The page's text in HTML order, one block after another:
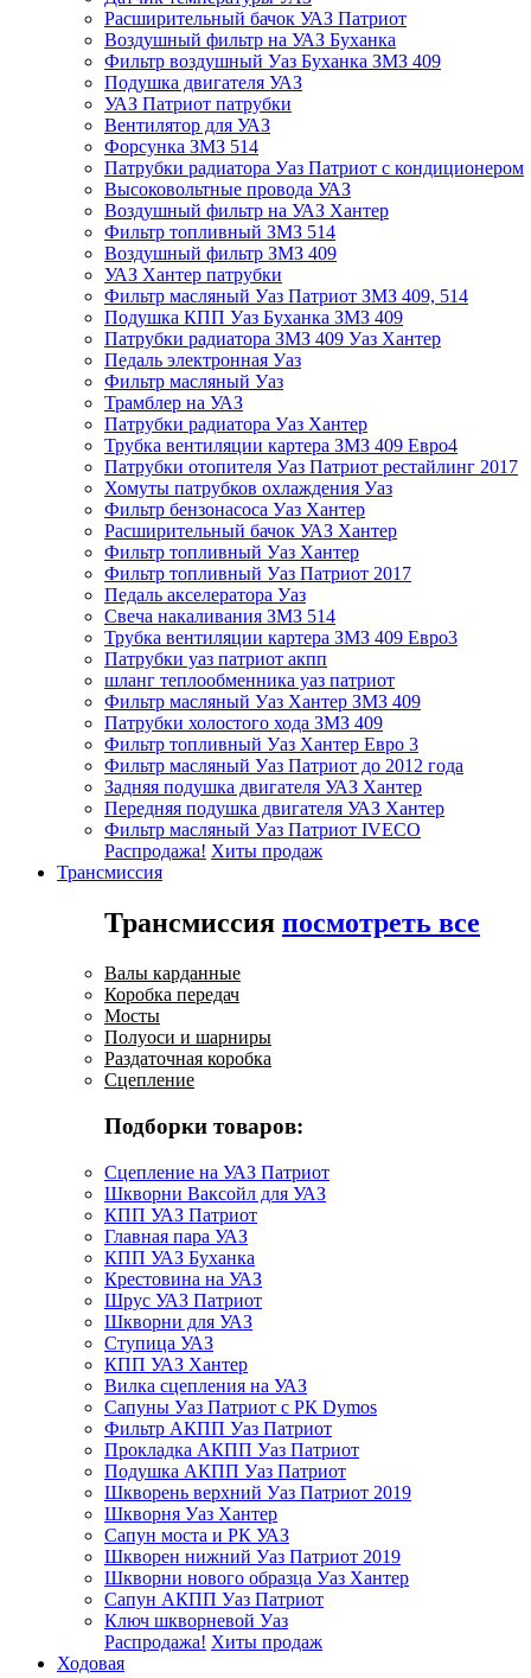
Расширительный бачок УАЗ Патриот
Воздушный фильтр на УАЗ Буханка
Фильтр воздушный Уаз Буханка ЗМЗ 409
Подушка двигателя УАЗ
УАЗ Патриот патрубки
Вентилятор для УАЗ
Форсунка ЗМЗ 514
Патрубки радиатора Уаз Патриот с кондиционером
Высоковольтные провода УАЗ
Воздушный фильтр на УАЗ Хантер
Фильтр топливный ЗМЗ 514
Воздушный фильтр ЗМЗ 409
УАЗ Хантер патрубки
Фильтр масляный Уаз Патриот ЗМЗ 409, 514
Подушка КПП Уаз Буханка ЗМЗ 409
Патрубки радиатора ЗМЗ 409 Уаз Хантер
Педаль электронная Уаз
Фильтр масляный Уаз
Трамблер на УАЗ
Патрубки радиатора Уаз Хантер
Трубка вентиляции картера ЗМЗ 409 Евро4
Патрубки отопителя Уаз Патриот рестайлинг 2017
Хомуты патрубков охлаждения Уаз
Фильтр бензонасоса Уаз Хантер
Расширительный бачок УАЗ Хантер
Фильтр топливный Уаз Хантер
Фильтр топливный Уаз Патриот 2017
Педаль акселератора Уаз
Свеча накаливания ЗМЗ 514
Трубка вентиляции картера ЗМЗ 409 Евро3
Патрубки уаз патриот акпп
шланг теплообменника уаз патриот
Фильтр масляный Уаз Хантер ЗМЗ 409
Патрубки холостого хода ЗМЗ 409
Фильтр топливный Уаз Хантер Евро 3
Фильтр масляный Уаз Патриот до 2012 года
Задняя подушка двигателя УАЗ Хантер
Передняя подушка двигателя УАЗ Хантер
Фильтр масляный Уаз Патриот IVECO
Распродажа! Хиты продаж
Трансмиссия
Трансмиссия посмотреть все
Валы карданные
Коробка передач
Мосты
Полуоси и шарниры
Раздаточная коробка
Сцепление
Подборки товаров:
Сцепление на УАЗ Патриот
Шкворни Ваксойл для УАЗ
КПП УАЗ Патриот
Главная пара УАЗ
КПП УАЗ Буханка
Крестовина на УАЗ
Шрус УАЗ Патриот
Шкворни для УАЗ
Ступица УАЗ
КПП УАЗ Хантер
Вилка сцепления на УАЗ
Сапуны Уаз Патриот с РК Dymos
Фильтр АКПП Уаз Патриот
Прокладка АКПП Уаз Патриот
Подушка АКПП Уаз Патриот
Шкворень верхний Уаз Патриот 2019
Шкворня Уаз Хантер
Сапун моста и РК УАЗ
Шкворен нижний Уаз Патриот 2019
Шкворни нового образца Уаз Хантер
Сапун АКПП Уаз Патриот
Ключ шкворневой Уаз
Распродажа! Хиты продаж
Ходовая